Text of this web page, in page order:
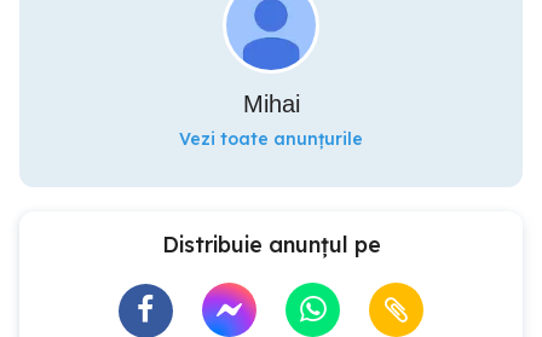
Mihai
Vezi toate anunțurile
Distribuie anunțul pe